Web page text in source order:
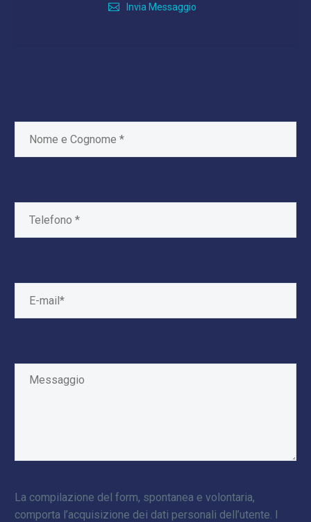
Invia Messaggio
La compilazione del form, spontanea e volontaria,
comporta l’acquisizione dei dati personali dell’utente. I